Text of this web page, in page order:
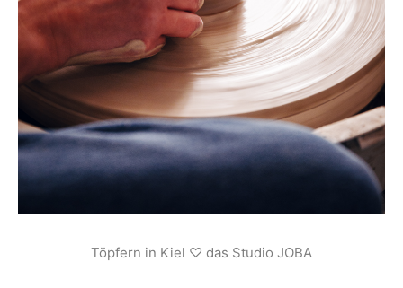
Töpfern in Kiel ♡ das Studio JOBA